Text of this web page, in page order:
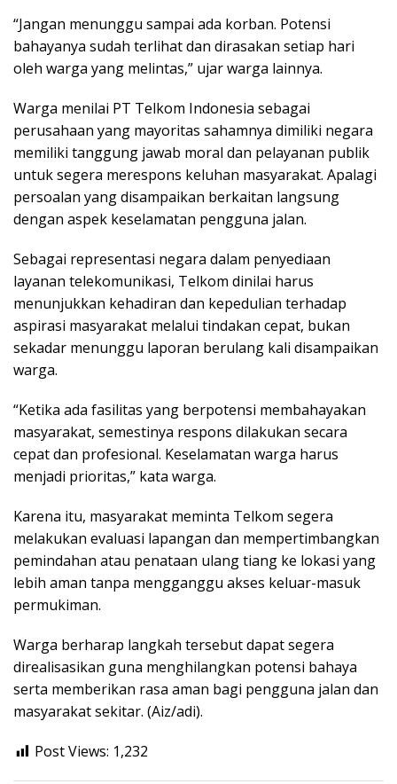
“Jangan menunggu sampai ada korban. Potensi
bahayanya sudah terlihat dan dirasakan setiap hari
oleh warga yang melintas,” ujar warga lainnya.
Warga menilai PT Telkom Indonesia sebagai
perusahaan yang mayoritas sahamnya dimiliki negara
memiliki tanggung jawab moral dan pelayanan publik
untuk segera merespons keluhan masyarakat. Apalagi
persoalan yang disampaikan berkaitan langsung
dengan aspek keselamatan pengguna jalan.
Sebagai representasi negara dalam penyediaan
layanan telekomunikasi, Telkom dinilai harus
menunjukkan kehadiran dan kepedulian terhadap
aspirasi masyarakat melalui tindakan cepat, bukan
sekadar menunggu laporan berulang kali disampaikan
warga.
“Ketika ada fasilitas yang berpotensi membahayakan
masyarakat, semestinya respons dilakukan secara
cepat dan profesional. Keselamatan warga harus
menjadi prioritas,” kata warga.
Karena itu, masyarakat meminta Telkom segera
melakukan evaluasi lapangan dan mempertimbangkan
pemindahan atau penataan ulang tiang ke lokasi yang
lebih aman tanpa mengganggu akses keluar-masuk
permukiman.
Warga berharap langkah tersebut dapat segera
direalisasikan guna menghilangkan potensi bahaya
serta memberikan rasa aman bagi pengguna jalan dan
masyarakat sekitar. (Aiz/adi).
Post Views: 1,232